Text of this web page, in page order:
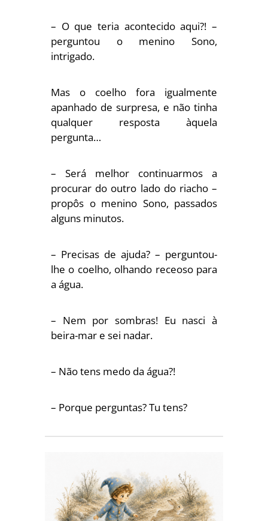
– O que teria acontecido aqui?! –
perguntou o menino Sono,
intrigado.
Mas o coelho fora igualmente
apanhado de surpresa, e não tinha
qualquer resposta àquela
pergunta…
– Será melhor continuarmos a
procurar do outro lado do riacho –
propôs o menino Sono, passados
alguns minutos.
– Precisas de ajuda? – perguntou-
lhe o coelho, olhando receoso para
a água.
– Nem por sombras! Eu nasci à
beira-mar e sei nadar.
– Não tens medo da água?!
– Porque perguntas? Tu tens?